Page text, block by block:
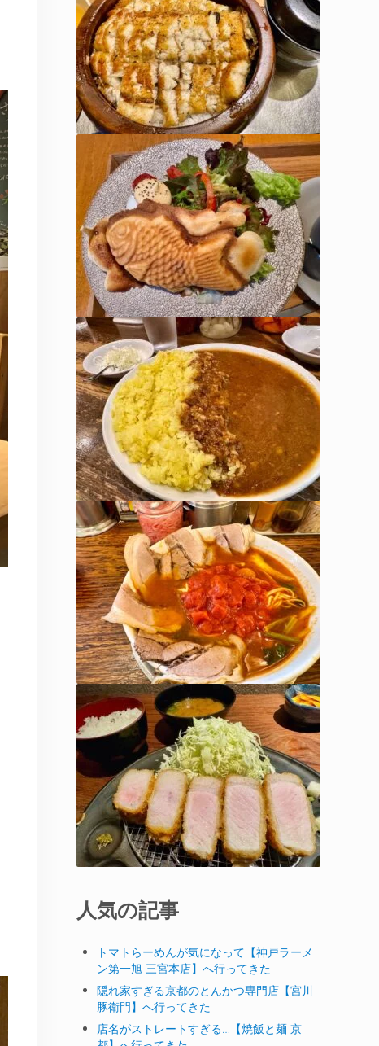
人気の記事
トマトらーめんが気になって【神戸ラーメ
ン第一旭 三宮本店】へ行ってきた
隠れ家すぎる京都のとんかつ専門店【宮川
豚衛門】へ行ってきた
店名がストレートすぎる…【焼飯と麺 京